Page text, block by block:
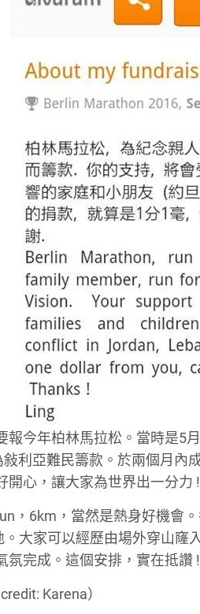
報今年柏林馬拉松。當時是5
敍利亞難民籌款。於兩個月
開心，讓大家為世界出一分力
，6km，當然是熱身好機會
大家可以經歷由場外穿山窿
氛完成。這個安排，實在抵讚
Karena）